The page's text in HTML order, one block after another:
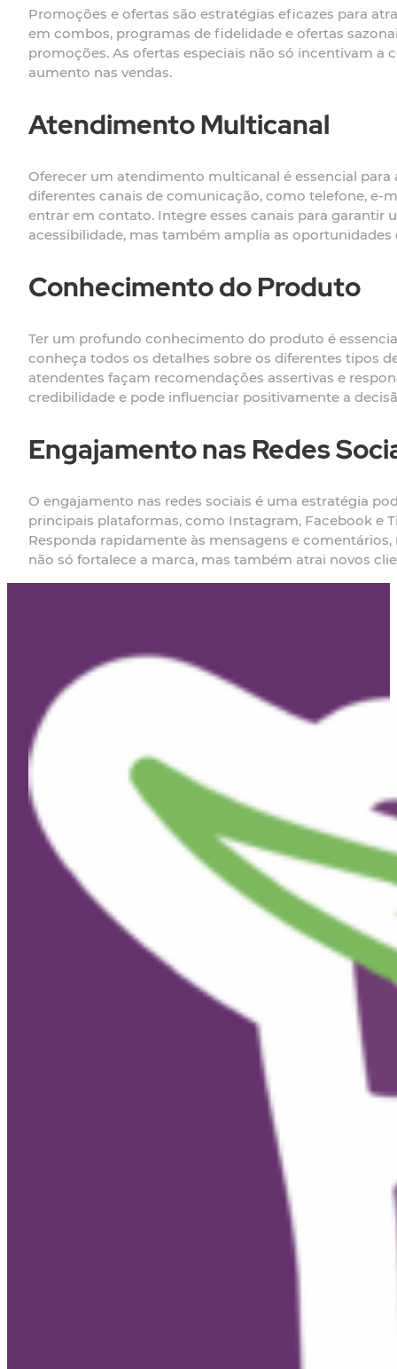
Promoções e ofertas são estratégias eficazes para
em combos, programas de fidelidade e ofertas
promoções. As ofertas especiais não só incentivam
aumento nas vendas.
Atendimento Multicanal
Oferecer um atendimento multicanal é essencial
diferentes canais de comunicação, como telefone, e-
entrar em contato. Integre esses canais para
acessibilidade, mas também amplia as oportunidades
Conhecimento do Produto
Ter um profundo conhecimento do produto é
conheça todos os detalhes sobre os diferentes tipos
atendentes façam recomendações assertivas e
credibilidade e pode influenciar positivamente a
Engajamento nas Redes
O engajamento nas redes sociais é uma estratégia
principais plataformas, como Instagram, Facebook e
Responda rapidamente às mensagens e
não só fortalece a marca, mas também atrai novos